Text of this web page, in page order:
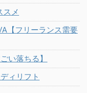
スメ
【フリーランス需要
い落ちる】
ィリフト